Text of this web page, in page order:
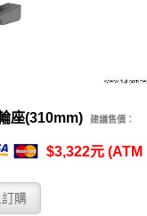
座(310mm)
建議售價：
$3,322元 (ATM